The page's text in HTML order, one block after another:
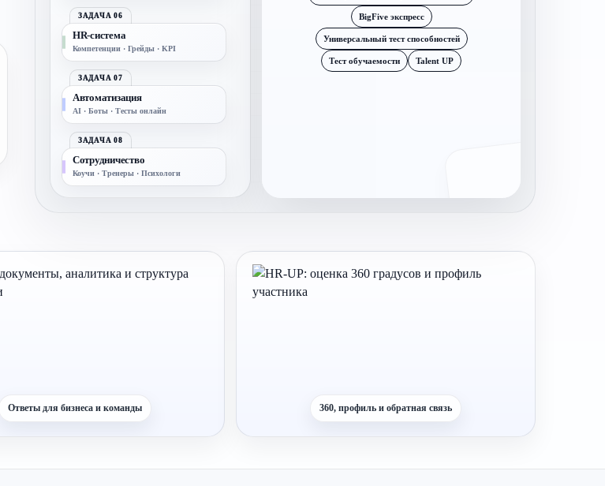
ЗАДАЧА 06
HR-система
Компетенции · Грейды · KPI
ЗАДАЧА 07
Автоматизация
AI · Боты · Тесты онлайн
ЗАДАЧА 08
Сотрудничество
Коучи · Тренеры · Психологи
BigFive экспресс
Универсальный тест способностей
Тест обучаемости Talent UP
Ответы для бизнеса и команды 360, профиль и обратная связь